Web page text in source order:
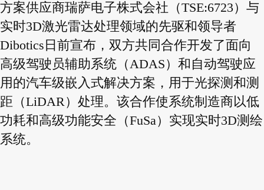
方案供应商瑞萨电子株式会社（TSE:6723）与
实时3D激光雷达处理领域的先驱和领导者
Dibotics日前宣布，双方共同合作开发了面向
高级驾驶员辅助系统（ADAS）和自动驾驶应
用的汽车级嵌入式解决方案，用于光探测和测
距（LiDAR）处理。该合作使系统制造商以低
功耗和高级功能安全（FuSa）实现实时3D测绘
系统。